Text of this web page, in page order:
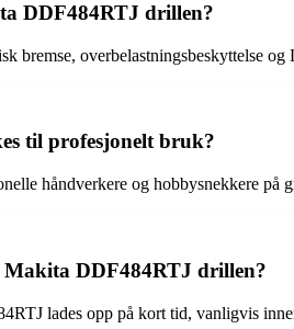
DDF484RTJ drillen?
bremse, overbelastningsbeskyttelse
til profesjonelt bruk?
håndverkere og hobbysnekkere på
DDF484RTJ drillen?
lades opp på kort tid, vanligvis